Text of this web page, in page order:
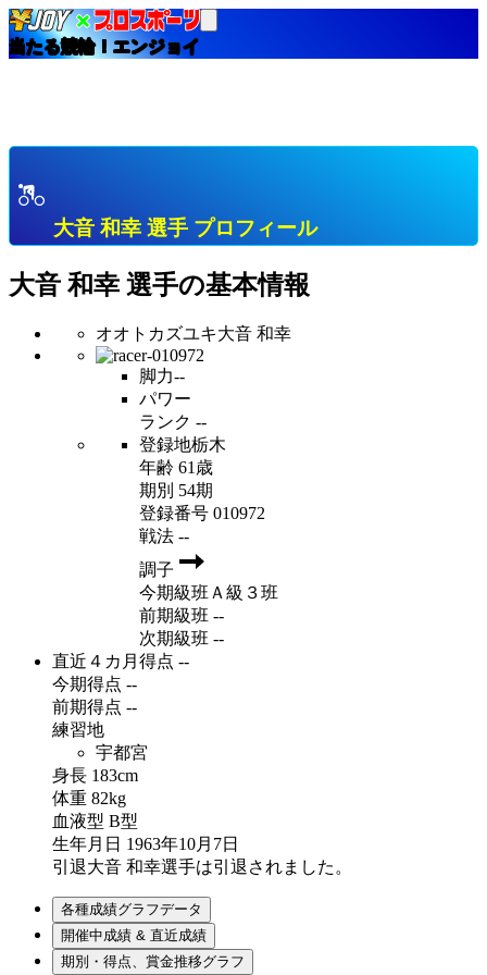
当たる競輪！エンジョイ
大音 和幸 選手 プロフィール
大音 和幸 選手の基本情報
オオトカズユキ大音 和幸
脚力--
パワー
ランク --
登録地栃木
年齢 61歳
期別 54期
登録番号 010972
戦法 --
調子
今期級班Ａ級３班
前期級班 --
次期級班 --
直近４カ月得点 --
今期得点 --
前期得点 --
練習地
宇都宮
身長 183cm
体重 82kg
血液型 B型
生年月日 1963年10月7日
引退大音 和幸選手は引退されました。
各種成績グラフデータ
開催中成績 & 直近成績
期別・得点、賞金推移グラフ